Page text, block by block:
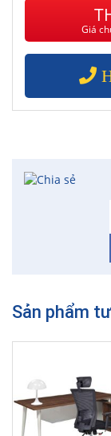
Giá
Sản phẩm